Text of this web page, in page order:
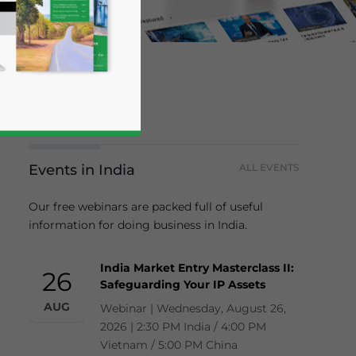
Events in India ALL EVENTS
Our free webinars are packed full of useful
information for doing business in India.
26
AUG
India Market Entry Masterclass II:
Safeguarding Your IP Assets
Webinar | Wednesday, August 26,
2026 | 2:30 PM India / 4:00 PM
Vietnam / 5:00 PM China
news and updates for Asia!